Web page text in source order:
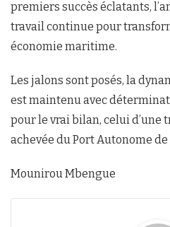
premiers succès éclatants,
travail continue pour
économie maritime.
Les jalons sont posés, la
est maintenu avec
pour le vrai bilan, celui
achevée du Port Autonome de
Mounirou Mbengue